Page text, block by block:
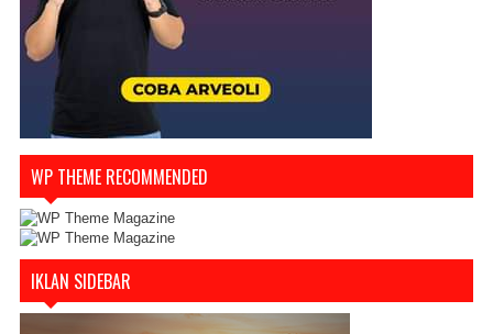
WP THEME RECOMMENDED
IKLAN SIDEBAR